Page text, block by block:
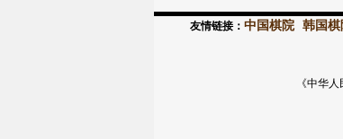
友情链接： 中国棋院 韩国棋
《中华